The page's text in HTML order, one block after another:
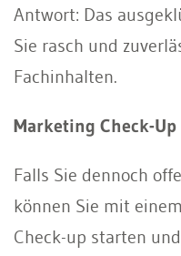
Antwort: Das
Sie rasch und
Fachinhalten.
Marketing Check-Up
Falls Sie dennoch
können Sie mit
Check-up starten